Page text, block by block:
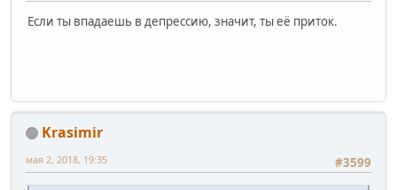
Если ты впадаешь в депрессию, значит, ты её приток.
Krasimir
#3599
мая 2, 2018, 19:35